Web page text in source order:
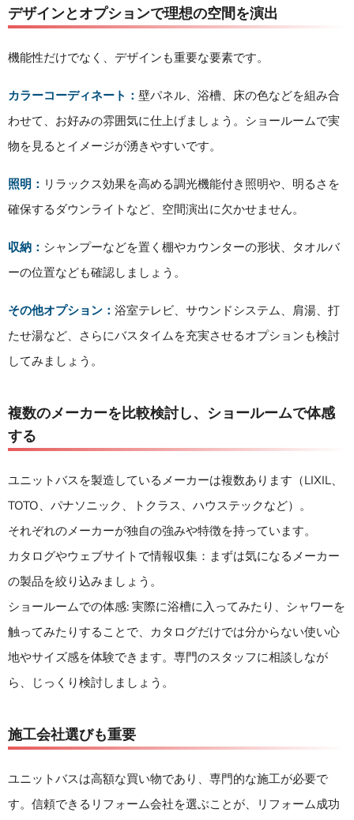
デザインとオプションで理想の空間を演出
機能性だけでなく、デザインも重要な要素です。
カラーコーディネート： 壁パネル、浴槽、床の色などを組み合
わせて、お好みの雰囲気に仕上げましょう。ショールームで実
物を見るとイメージが湧きやすいです。
照明： リラックス効果を高める調光機能付き照明や、明るさを
確保するダウンライトなど、空間演出に欠かせません。
収納： シャンプーなどを置く棚やカウンターの形状、タオルバ
ーの位置なども確認しましょう。
その他オプション： 浴室テレビ、サウンドシステム、肩湯、打
たせ湯など、さらにバスタイムを充実させるオプションも検討
してみましょう。
複数のメーカーを比較検討し、ショールームで体感
する
ユニットバスを製造しているメーカーは複数あります（LIXIL、
TOTO、パナソニック、トクラス、ハウステックなど）。
それぞれのメーカーが独自の強みや特徴を持っています。
カタログやウェブサイトで情報収集：まずは気になるメーカー
の製品を絞り込みましょう。
ショールームでの体感: 実際に浴槽に入ってみたり、シャワーを
触ってみたりすることで、カタログだけでは分からない使い心
地やサイズ感を体験できます。専門のスタッフに相談しなが
ら、じっくり検討しましょう。
施工会社選びも重要
ユニットバスは高額な買い物であり、専門的な施工が必要で
す。信頼できるリフォーム会社を選ぶことが、リフォーム成功